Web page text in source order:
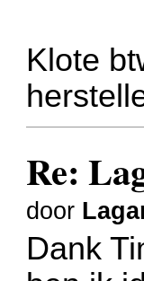
Klote
Re:
door
Dank